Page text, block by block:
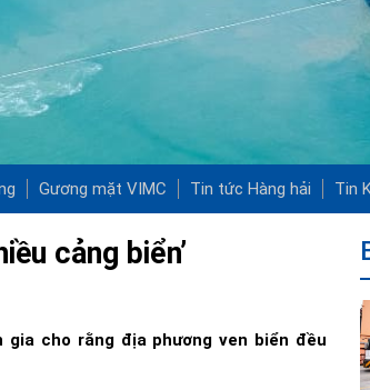
Gương mặt VIMC Tin tức Hàng hải Tin
cảng biển’
cho rằng địa phương ven biển đều